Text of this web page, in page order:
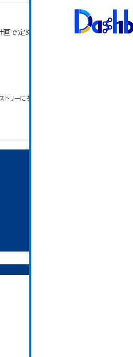
画で定めた、主要観光施設を掲
リーにもアクセス可能です